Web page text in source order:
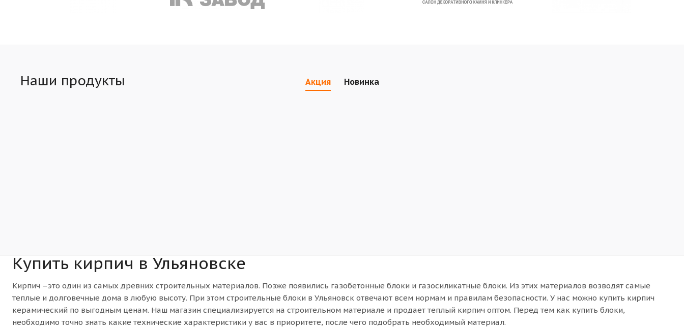
Наши продукты Акция Новинка
Купить кирпич в Ульяновске
Кирпич –это один из самых древних строительных материалов. Позже появились газобетонные блоки и газосиликатные блоки. Из этих материалов возводят самые
теплые и долговечные дома в любую высоту. При этом строительные блоки в Ульяновск отвечают всем нормам и правилам безопасности. У нас можно купить кирпич
керамический по выгодным ценам. Наш магазин специализируется на строительном материале и продает теплый кирпич оптом. Перед тем как купить блоки,
необходимо точно знать какие технические характеристики у вас в приоритете, после чего подобрать необходимый материал.